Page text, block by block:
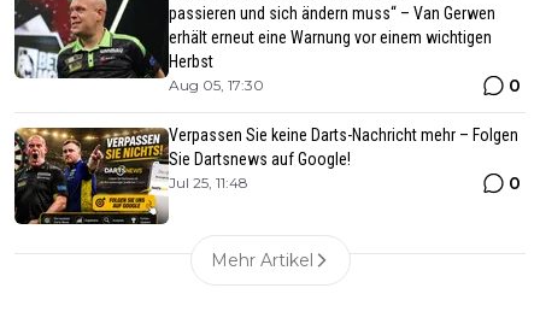
passieren und sich ändern muss“ – Van Gerwen
erhält erneut eine Warnung vor einem wichtigen
Herbst
Aug 05, 17:30 0
Verpassen Sie keine Darts-Nachricht mehr – Folgen
Sie Dartsnews auf Google!
Jul 25, 11:48 0
Mehr Artikel